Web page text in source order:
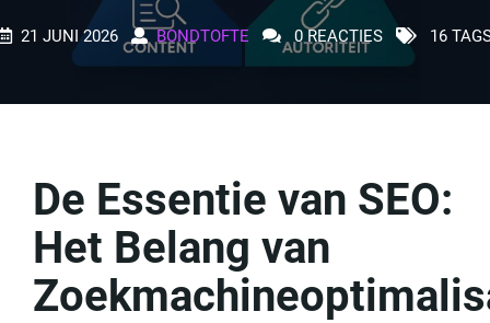
21 JUNI 2026 BONDTOFTE 0 REACTIES 16
De Essentie van SEO:
Het Belang van